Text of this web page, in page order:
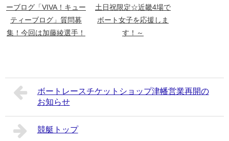
ーブログ「VIVA！キュー
ティーブログ」質問募
集！今回は加藤綾選手！
土日祝限定☆近畿4場で
ボート女子を応援しま
す！～
ボートレースチケットショップ津幡営業再開の
お知らせ
競艇トップ